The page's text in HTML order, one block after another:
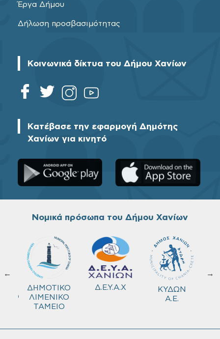
Έργα Δήμου
Δήλωση προσβασιμότητας
Κοινωνικά δίκτυα του Δήμου Χανίων
Κατέβασε την εφαρμογή Δημότης
Χανίων για κινητό
Νομικά πρόσωπα του Δήμου Χανίων
←
ΔΗΜΟΤΙΚΟ
ΛΙΜΕΝΙΚΟ
ΤΑΜΕΙΟ
Δ.Ε.Υ.Α.Χ
ΚΥΔΩΝ
Α.Ε.
→